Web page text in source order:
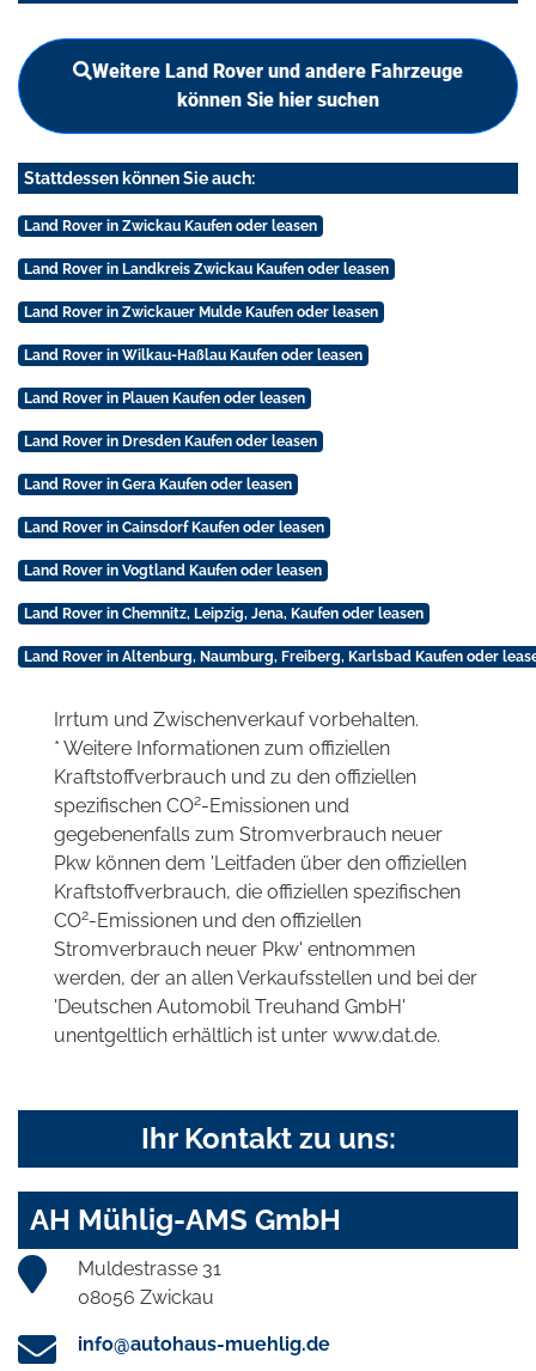
Weitere Land Rover und andere Fahrzeuge
können Sie hier suchen
Stattdessen können Sie auch:
Land Rover in Zwickau Kaufen oder leasen
Land Rover in Landkreis Zwickau Kaufen oder leasen
Land Rover in Zwickauer Mulde Kaufen oder leasen
Land Rover in Wilkau-Haßlau Kaufen oder leasen
Land Rover in Plauen Kaufen oder leasen
Land Rover in Dresden Kaufen oder leasen
Land Rover in Gera Kaufen oder leasen
Land Rover in Cainsdorf Kaufen oder leasen
Land Rover in Vogtland Kaufen oder leasen
Land Rover in Chemnitz, Leipzig, Jena, Kaufen oder leasen
Land Rover in Altenburg, Naumburg, Freiberg, Karlsbad Kaufen oder
Irrtum und Zwischenverkauf vorbehalten.
* Weitere Informationen zum offiziellen
Kraftstoffverbrauch und zu den offiziellen
spezifischen CO2-Emissionen und
gegebenenfalls zum Stromverbrauch neuer
Pkw können dem 'Leitfaden über den offiziellen
Kraftstoffverbrauch, die offiziellen spezifischen
CO2-Emissionen und den offiziellen
Stromverbrauch neuer Pkw' entnommen
werden, der an allen Verkaufsstellen und bei der
'Deutschen Automobil Treuhand GmbH'
unentgeltlich erhältlich ist unter www.dat.de.
Ihr Kontakt zu uns:
AH Mühlig-AMS GmbH
Muldestrasse 31
08056 Zwickau
info@autohaus-muehlig.de